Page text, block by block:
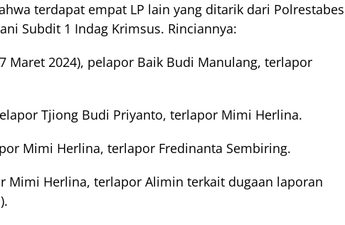
terdapat empat LP lain yang ditarik dari Polrestabes
Subdit 1 Indag Krimsus. Rinciannya:
Maret 2024), pelapor Baik Budi Manulang, terlapor
Tjiong Budi Priyanto, terlapor Mimi Herlina.
Mimi Herlina, terlapor Fredinanta Sembiring.
Mimi Herlina, terlapor Alimin terkait dugaan laporan